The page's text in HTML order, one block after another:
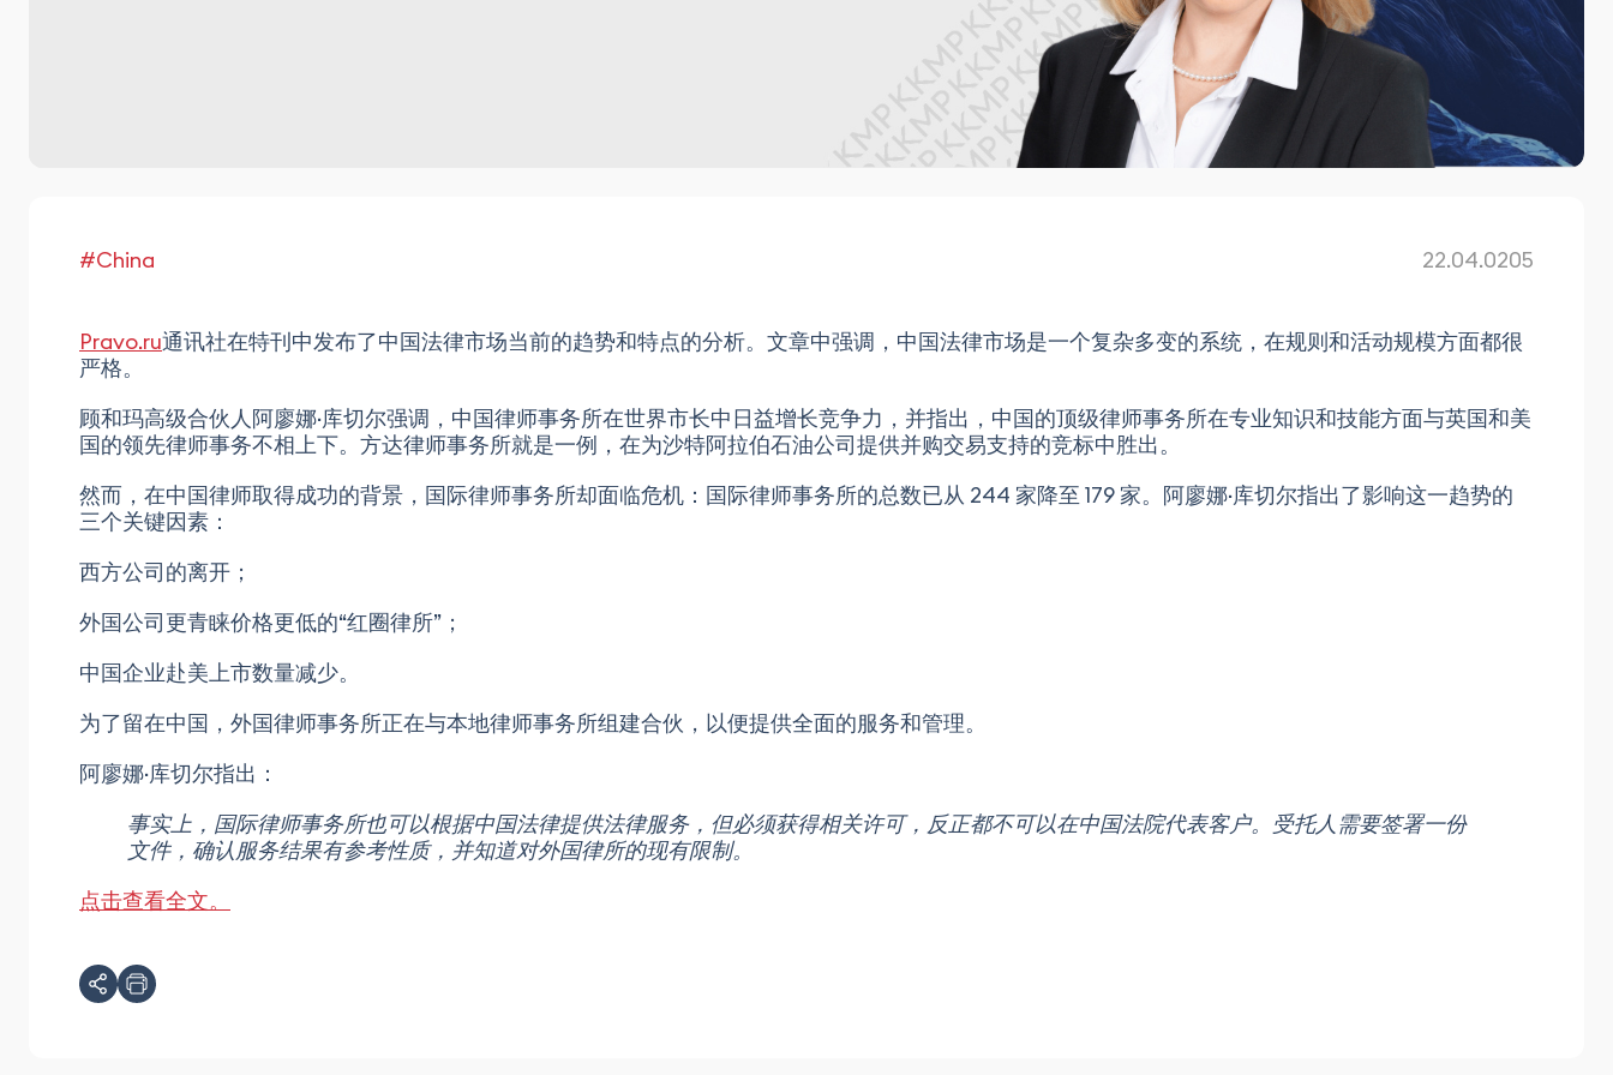
#China 22.04.0205
Pravo.ru通讯社在特刊中发布了中国法律市场当前的趋势和特点的分析。文章中强调，中国法律市场是一个复杂多变的系统，在规则和活动规模方面都很
严格。
顾和玛高级合伙人阿廖娜·库切尔强调，中国律师事务所在世界市长中日益增长竞争力，并指出，中国的顶级律师事务所在专业知识和技能方面与英国和美
国的领先律师事务不相上下。方达律师事务所就是一例，在为沙特阿拉伯石油公司提供并购交易支持的竞标中胜出。
然而，在中国律师取得成功的背景，国际律师事务所却面临危机：国际律师事务所的总数已从 244 家降至 179 家。阿廖娜·库切尔指出了影响这一趋势的
三个关键因素：
西方公司的离开；
外国公司更青睐价格更低的“红圈律所”；
中国企业赴美上市数量减少。
为了留在中国，外国律师事务所正在与本地律师事务所组建合伙，以便提供全面的服务和管理。
阿廖娜·库切尔指出：
事实上，国际律师事务所也可以根据中国法律提供法律服务，但必须获得相关许可，反正都不可以在中国法院代表客户。受托人需要签署一份
文件，确认服务结果有参考性质，并知道对外国律所的现有限制。
点击查看全文。